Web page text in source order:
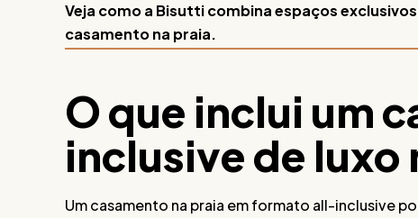
Veja como a Bisutti combina espaços
casamento na praia.
O que inclui um
inclusive de luxo
Um casamento na praia em formato all-inclusive